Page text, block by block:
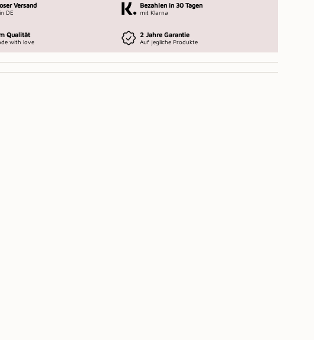
Versand
DE
Bezahlen in 30 Tagen
mit Klarna
Qualität
with love
2 Jahre Garantie
Auf jegliche Produkte